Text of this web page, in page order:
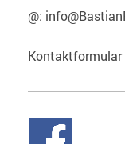
@:
Kontaktformular